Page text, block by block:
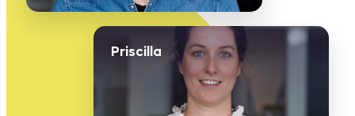
Priscilla